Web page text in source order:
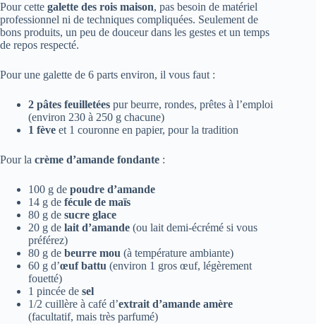
Pour cette galette des rois maison, pas besoin de matériel
professionnel ni de techniques compliquées. Seulement de
bons produits, un peu de douceur dans les gestes et un temps
de repos respecté.
Pour une galette de 6 parts environ, il vous faut :
2 pâtes feuilletées pur beurre, rondes, prêtes à l’emploi
(environ 230 à 250 g chacune)
1 fève et 1 couronne en papier, pour la tradition
Pour la crème d’amande fondante :
100 g de poudre d’amande
14 g de fécule de maïs
80 g de sucre glace
20 g de lait d’amande (ou lait demi-écrémé si vous
préférez)
80 g de beurre mou (à température ambiante)
60 g d’œuf battu (environ 1 gros œuf, légèrement
fouetté)
1 pincée de sel
1/2 cuillère à café d’extrait d’amande amère
(facultatif, mais très parfumé)